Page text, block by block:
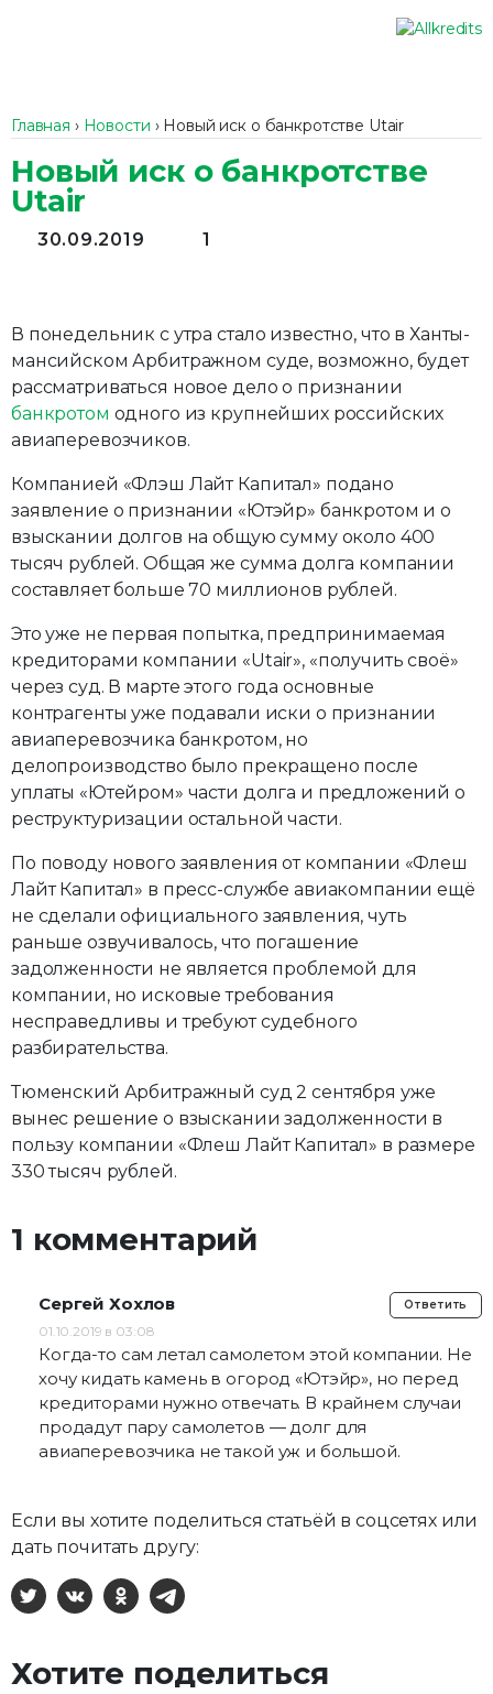
Главная › Новости › Новый иск о банкротстве Utair
Новый иск о банкротстве
Utair
30.09.2019 1
В понедельник с утра стало известно, что в Ханты-
мансийском Арбитражном суде, возможно, будет
рассматриваться новое дело о признании
банкротом одного из крупнейших российских
авиаперевозчиков.
Компанией «Флэш Лайт Капитал» подано
заявление о признании «Ютэйр» банкротом и о
взыскании долгов на общую сумму около 400
тысяч рублей. Общая же сумма долга компании
составляет больше 70 миллионов рублей.
Это уже не первая попытка, предпринимаемая
кредиторами компании «Utair», «получить своё»
через суд. В марте этого года основные
контрагенты уже подавали иски о признании
авиаперевозчика банкротом, но
делопроизводство было прекращено после
уплаты «Ютейром» части долга и предложений о
реструктуризации остальной части.
По поводу нового заявления от компании «Флеш
Лайт Капитал» в пресс-службе авиакомпании ещё
не сделали официального заявления, чуть
раньше озвучивалось, что погашение
задолженности не является проблемой для
компании, но исковые требования
несправедливы и требуют судебного
разбирательства.
Тюменский Арбитражный суд 2 сентября уже
вынес решение о взыскании задолженности в
пользу компании «Флеш Лайт Капитал» в размере
330 тысяч рублей.
1 комментарий
Сергей Хохлов Ответить
01.10.2019 в 03:08
Когда-то сам летал самолетом этой компании. Не
хочу кидать камень в огород «Ютэйр», но перед
кредиторами нужно отвечать. В крайнем случаи
продадут пару самолетов — долг для
авиаперевозчика не такой уж и большой.
Если вы хотите поделиться статьёй в соцсетях или
дать почитать другу:
X ВКонтактеОдноклассники
Telegram
Хотите поделиться